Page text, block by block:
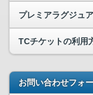
プレミアラグジュ
TCチケットの利用
お問い合わせフォ